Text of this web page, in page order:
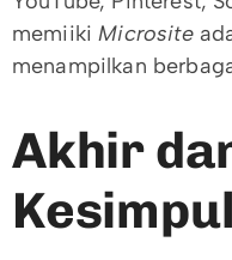
memiikiMicrosite
menampilkan
Akhir